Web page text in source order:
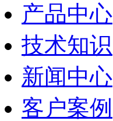
产品中心
技术知识
新闻中心
客户案例